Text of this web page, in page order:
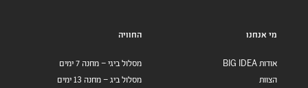
מי אנחנו
אודות BIG IDEA
הצוות
החוויה
מסלול ביגי – מחנה 7 ימים
מסלול ביג – מחנה 13 ימים